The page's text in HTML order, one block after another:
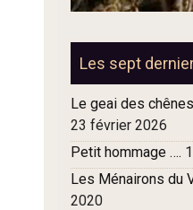
Les sept
Le geai des
23 février 2026
Petit hommage ….
Les Ménairons du
2020